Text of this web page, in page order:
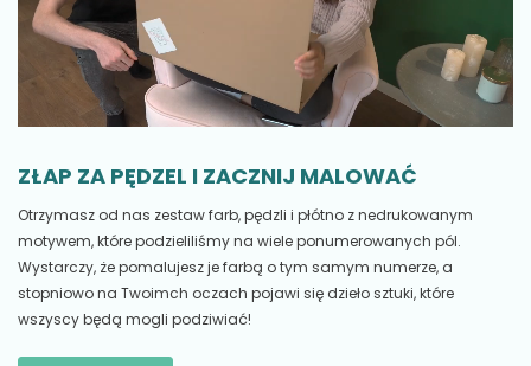
ZŁAP ZA PĘDZEL I ZACZNIJ MALOWAĆ
Otrzymasz od nas zestaw farb, pędzli i płótno z nedrukowanym
motywem, które podzieliliśmy na wiele ponumerowanych pól.
Wystarczy, że pomalujesz je farbą o tym samym numerze, a
stopniowo na Twoimch oczach pojawi się dzieło sztuki, które
wszyscy będą mogli podziwiać!